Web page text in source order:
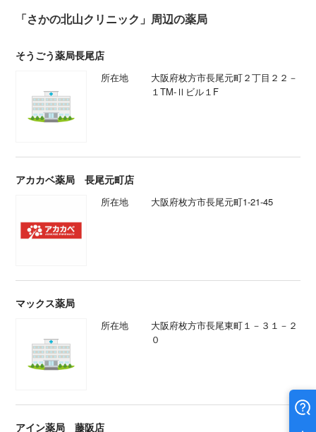
「さかの北山クリニック」周辺の薬局
そうごう薬局長尾店
所在地
大阪府枚方市長尾元町２丁目２２－
１TM-Ⅱビル１F
アカカベ薬局 長尾元町店
所在地 大阪府枚方市長尾元町1-21-45
マックス薬局
所在地
大阪府枚方市長尾東町１－３１－２
０
アイン薬局 藤阪店